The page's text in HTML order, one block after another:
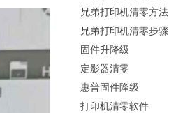
兄弟打印机清零方法
兄弟打印机清零步骤
固件升降级
定影器清零
惠普固件降级
打印机清零软件